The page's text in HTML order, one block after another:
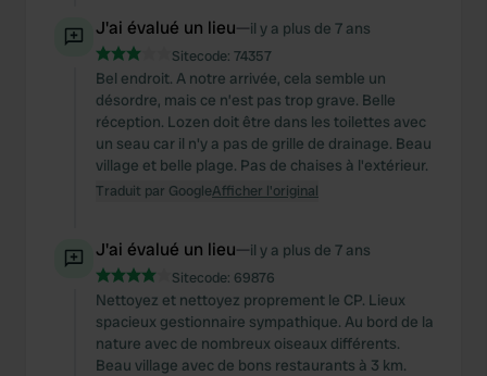
J'ai évalué un lieu—il y a plus de 7 ans
Sitecode: 74357
Bel endroit. A notre arrivée, cela semble un
désordre, mais ce n’est pas trop grave. Belle
réception. Lozen doit être dans les toilettes avec
un seau car il n'y a pas de grille de drainage. Beau
village et belle plage. Pas de chaises à l'extérieur.
Traduit par GoogleAfficher l'original
J'ai évalué un lieu—il y a plus de 7 ans
Sitecode: 69876
Nettoyez et nettoyez proprement le CP. Lieux
spacieux gestionnaire sympathique. Au bord de la
nature avec de nombreux oiseaux différents.
Beau village avec de bons restaurants à 3 km.